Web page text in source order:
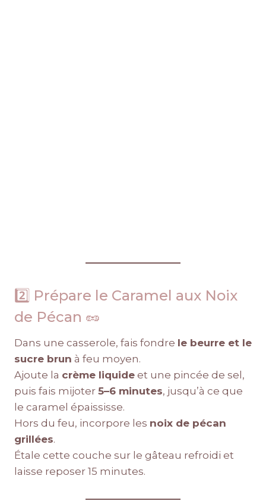
2️⃣ Prépare le Caramel aux Noix
de Pécan 🥜
Dans une casserole, fais fondre le beurre et le
sucre brun à feu moyen.
Ajoute la crème liquide et une pincée de sel,
puis fais mijoter 5–6 minutes, jusqu’à ce que
le caramel épaississe.
Hors du feu, incorpore les noix de pécan
grillées.
Étale cette couche sur le gâteau refroidi et
laisse reposer 15 minutes.